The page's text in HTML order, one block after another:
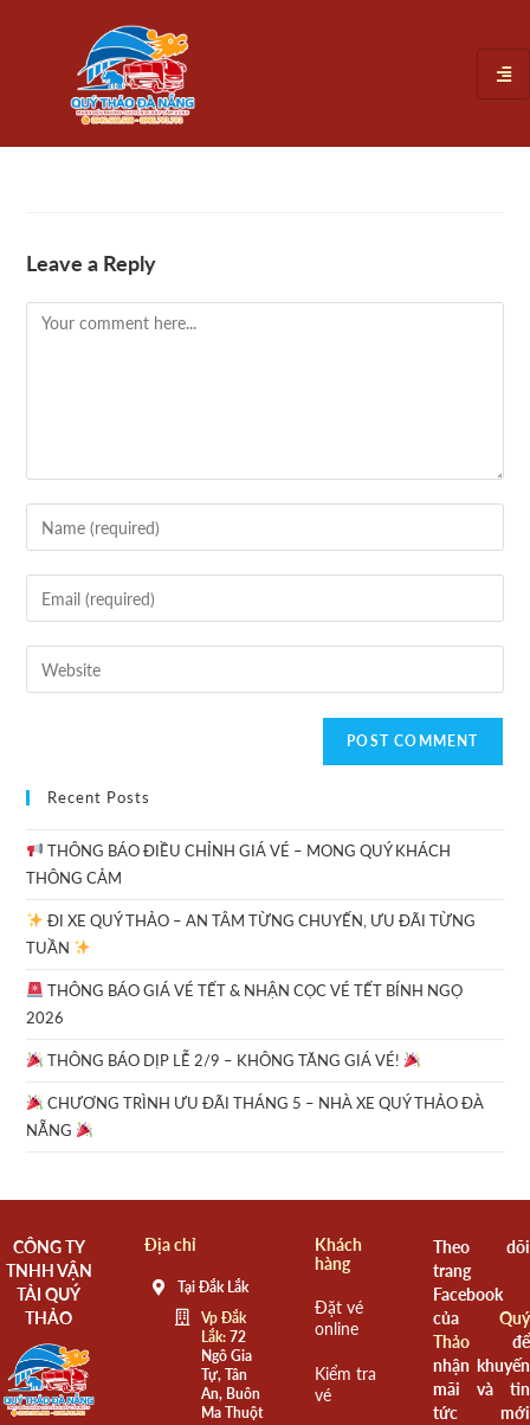
Leave a Reply
Recent Posts
THÔNG BÁO ĐIỀU CHỈNH GIÁ VÉ – MONG QUÝ KHÁCH
THÔNG CẢM
ĐI XE QUÝ THẢO – AN TÂM TỪNG CHUYẾN, ƯU ĐÃI TỪNG
TUẦN
THÔNG BÁO GIÁ VÉ TẾT & NHẬN CỌC VÉ TẾT BÍNH NGỌ
2026
THÔNG BÁO DỊP LỄ 2/9 – KHÔNG TĂNG GIÁ VÉ!
CHƯƠNG TRÌNH ƯU ĐÃI THÁNG 5 – NHÀ XE QUÝ THẢO ĐÀ
NẴNG
CÔNG TY
TNHH VẬN
TẢI QUÝ
THẢO
Địa chỉ
Tại Đắk Lắk
Vp Đắk
Lắk:72
Ngô Gia
Tự, Tân
An, Buôn
Ma Thuột
Khách
hàng
Đặt vé
online
Kiểm tra
vé
Theo dõi
trang
Facebook
của Quý
Thảođể
nhận khuyến
mãi và tin
tức mới